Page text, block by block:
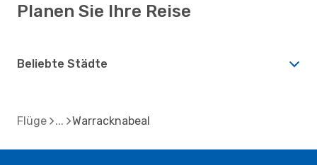
Planen Sie Ihre Reise
Beliebte Städte
Flüge Warracknabeal